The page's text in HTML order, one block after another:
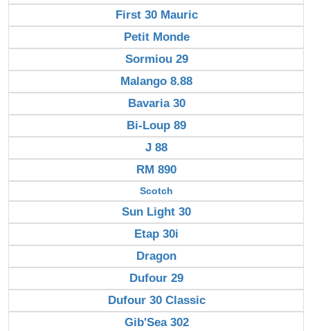
First 30 Mauric
Petit Monde
Sormiou 29
Malango 8.88
Bavaria 30
Bi-Loup 89
J 88
RM 890
Scotch
Sun Light 30
Etap 30i
Dragon
Dufour 29
Dufour 30 Classic
Gib'Sea 302